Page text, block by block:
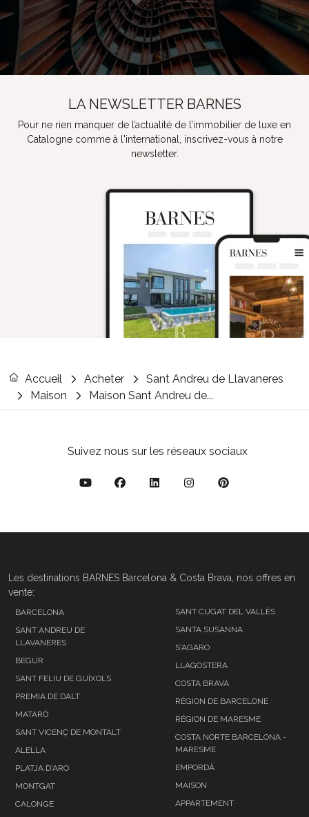
LA NEWSLETTER BARNES
Pour ne rien manquer de l’actualité de l’immobilier de luxe en
Catalogne comme à l'international, inscrivez-vous à notre
newsletter.
Accueil Acheter
Sant Andreu de Llavaneres
Maison
Maison Sant Andreu de...
Suivez nous sur les réseaux sociaux
Les destinations BARNES Barcelona & Costa Brava, nos offres en
vente:
BARCELONA
SANT ANDREU DE
LLAVANERES
BEGUR
SANT FELIU DE GUÍXOLS
PREMIA DE DALT
MATARÓ
SANT VICENÇ DE MONTALT
ALELLA
PLATJA D'ARO
MONTGAT
CALONGE
SANT CUGAT DEL VALLÉS
SANTA SUSANNA
S'AGARO
LLAGOSTERA
COSTA BRAVA
RÉGION DE BARCELONE
RÉGION DE MARESME
COSTA NORTE BARCELONA -
MARESME
EMPORDÀ
MAISON
APPARTEMENT